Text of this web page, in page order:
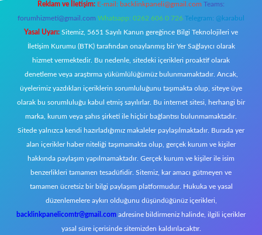
Reklam ve İletişim: E-mail: backlinkpaneli@gmail.com Teams:
forumhizmeti@gmail.com Whatsapp: 0262 606 0 726 Telegram: @karabul
Yasal Uyarı: Sitemiz, 5651 Sayılı Kanun gereğince Bilgi Teknolojileri ve
İletişim Kurumu (BTK) tarafından onaylanmış bir Yer Sağlayıcı olarak
hizmet vermektedir. Bu nedenle, sitedeki içerikleri proaktif olarak
denetleme veya araştırma yükümlülüğümüz bulunmamaktadır. Ancak,
üyelerimiz yazdıkları içeriklerin sorumluluğunu taşımakta olup, siteye üye
olarak bu sorumluluğu kabul etmiş sayılırlar. Bu internet sitesi, herhangi bir
marka, kurum veya şahıs şirketi ile hiçbir bağlantısı bulunmamaktadır.
Sitede yalnızca kendi hazırladığımız makaleler paylaşılmaktadır. Burada yer
alan içerikler haber niteliği taşımamakta olup, gerçek kurum ve kişiler
hakkında paylaşım yapılmamaktadır. Gerçek kurum ve kişiler ile isim
benzerlikleri tamamen tesadüfidir. Sitemiz, kar amacı gütmeyen ve
tamamen ücretsiz bir bilgi paylaşım platformudur. Hukuka ve yasal
düzenlemelere aykırı olduğunu düşündüğünüz içerikleri,
backlinkpanelicomtr@gmail.com adresine bildirmeniz halinde, ilgili içerikler
yasal süre içerisinde sitemizden kaldırılacaktır.